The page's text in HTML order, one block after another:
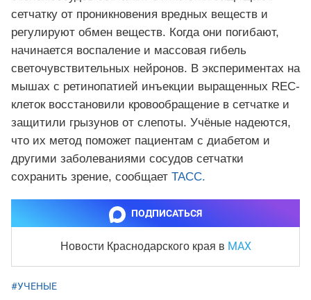
сетчатку от проникновения вредных веществ и
регулируют обмен веществ. Когда они погибают,
начинается воспаление и массовая гибель
светочувствительных нейронов. В экспериментах на
мышах с ретинопатией инъекции выращенных REC-
клеток восстановили кровообращение в сетчатке и
защитили грызунов от слепоты. Учёные надеются,
что их метод поможет пациентам с диабетом и
другими заболеваниями сосудов сетчатки
сохранить зрение, сообщает ТАСС.
ПОДПИСАТЬСЯ
Новости Краснодарского края в MAX
#УЧЕНЫЕ